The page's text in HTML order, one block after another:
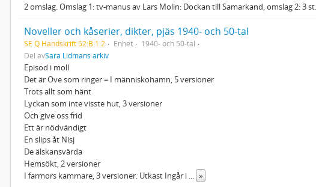
2 omslag. Omslag 1: tv-manus av Lars Molin: Dockan till Samarkand, omslag 2: 3
Noveller och kåserier, dikter, pjäs 1940- och 50-tal
SE Q Handskrift 52:B:1:2 Enhet
1940- och 50-tal
Del avSara Lidmans arkiv
Episod i moll
Det är Ove som ringer = I människohamn, 5 versioner
Trots allt som hänt
Lyckan som inte visste hut, 3 versioner
Och give oss frid
Ett är nödvändigt
En slips åt Nisj
De älskansvärda
Hemsökt, 2 versioner
I farmors kammare, 3 versioner. Utkast Ingår i
»